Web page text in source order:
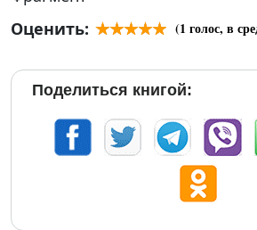
Оценить:
(1 голос, в
Поделиться книгой: